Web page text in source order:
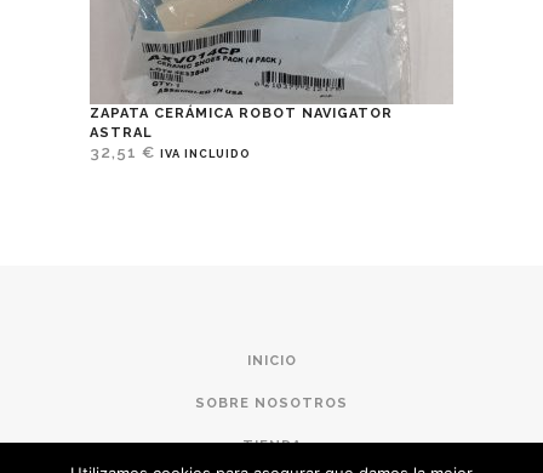
ZAPATA CERÁMICA ROBOT NAVIGATOR
ASTRAL
32,51 € IVA INCLUIDO
INICIO
SOBRE NOSOTROS
TIENDA